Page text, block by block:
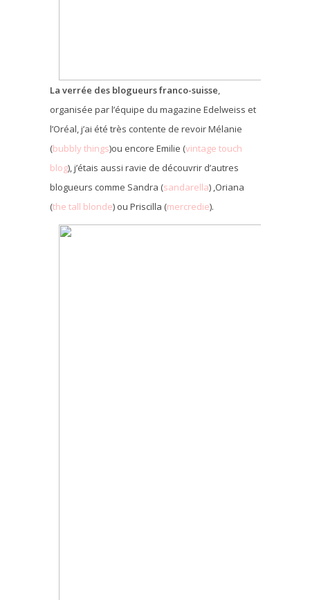
La verrée des blogueurs franco-suisse,
organisée par l’équipe du magazine Edelweiss et
l’Oréal, j’ai été très contente de revoir Mélanie
(bubbly things)ou encore Emilie (vintage touch
blog), j’étais aussi ravie de découvrir d’autres
blogueurs comme Sandra (sandarella) ,Oriana
(the tall blonde) ou Priscilla (mercredie).